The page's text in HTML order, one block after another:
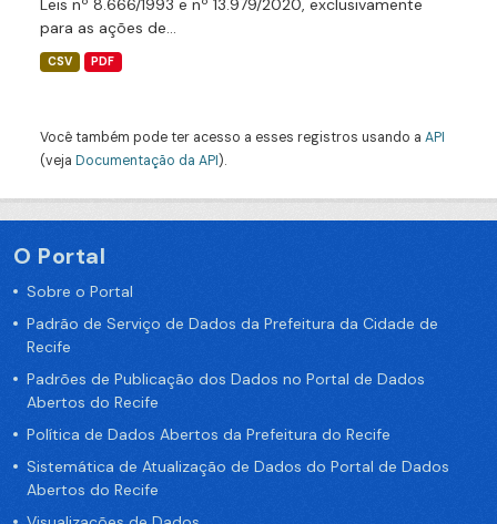
Leis nº 8.666/1993 e nº 13.979/2020, exclusivamente
para as ações de...
CSV PDF
Você também pode ter acesso a esses registros usando a API
(veja Documentação da API).
O Portal
Sobre o Portal
Padrão de Serviço de Dados da Prefeitura da Cidade de
Recife
Padrões de Publicação dos Dados no Portal de Dados
Abertos do Recife
Política de Dados Abertos da Prefeitura do Recife
Sistemática de Atualização de Dados do Portal de Dados
Abertos do Recife